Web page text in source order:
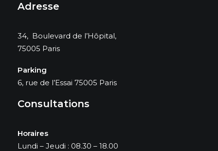
Adresse
34, Boulevard de l’Hôpital,
75005 Paris
Parking
6, rue de l’Essai 75005 Paris
Consultations
Horaires
Lundi – Jeudi : 08.30 – 18.00